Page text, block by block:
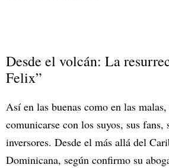
Desde el volcán: La
Felix”
Así en las buenas como en las
comunicarse con los suyos, sus fans,
inversores. Desde el más allá del
Dominicana, según confirmo su